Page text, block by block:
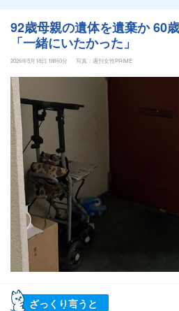
92歳母親の遺体を遺棄か 60
「一緒にいたかった」
2026年5月18日 18時0分
写真：週刊女性PRIME
ざっくり言うと